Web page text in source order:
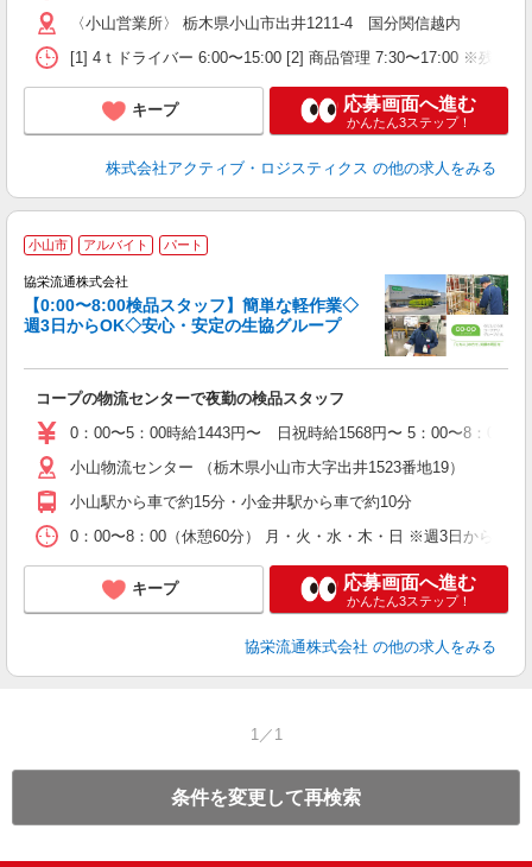
〈小山営業所〉 栃木県小山市出井1211-4 国分関信越内
[1] 4ｔドライバー 6:00〜15:00 [2] 商品管理 7:30〜17:00 ※残業
キープ 応募画面へ進む
かんたん3ステップ！
株式会社アクティブ・ロジスティクス の他の求人をみる
小山市 アルバイト パート
協栄流通株式会社
【0:00〜8:00検品スタッフ】簡単な軽作業◇
週3日からOK◇安心・安定の生協グループ
コープの物流センターで夜勤の検品スタッフ
0：00〜5：00時給1443円〜 日祝時給1568円〜 5：00〜8：00
小山物流センター （栃木県小山市大字出井1523番地19）
小山駅から車で約15分・小金井駅から車で約10分
0：00〜8：00（休憩60分） 月・火・水・木・日 ※週3日からOK！
キープ 応募画面へ進む
かんたん3ステップ！
協栄流通株式会社 の他の求人をみる
1／1
条件を変更して再検索